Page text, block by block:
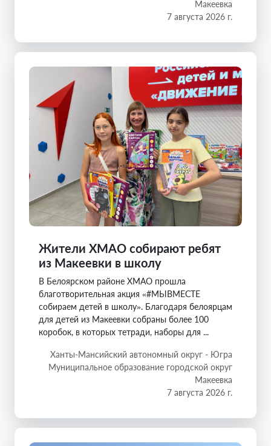
Макеевка
7 августа 2026 г.
Жители ХМАО собирают ребят
из Макеевки в школу
В Белоярском районе ХМАО прошла
благотворительная акция «#МЫВМЕСТЕ
собираем детей в школу». Благодаря белоярцам
для детей из Макеевки собраны более 100
коробок, в которых тетради, наборы для ...
Ханты-Мансийский автономный округ - Югра
Муниципальное образование городской округ
Макеевка
7 августа 2026 г.